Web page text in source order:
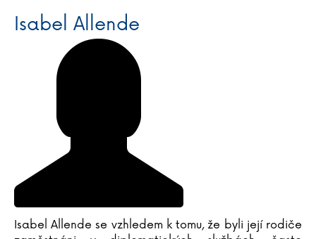
Isabel Allende
Isabel Allende se vzhledem k tomu, že byli její rodiče